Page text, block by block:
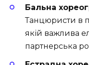
Бальна
Танцюристи в
якій важлива
партнерська